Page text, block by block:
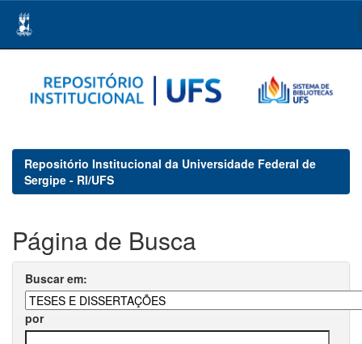
navigation
Repositório Institucional da Universidade Federal de
Sergipe - RI/UFS
Página de Busca
Buscar em:
por